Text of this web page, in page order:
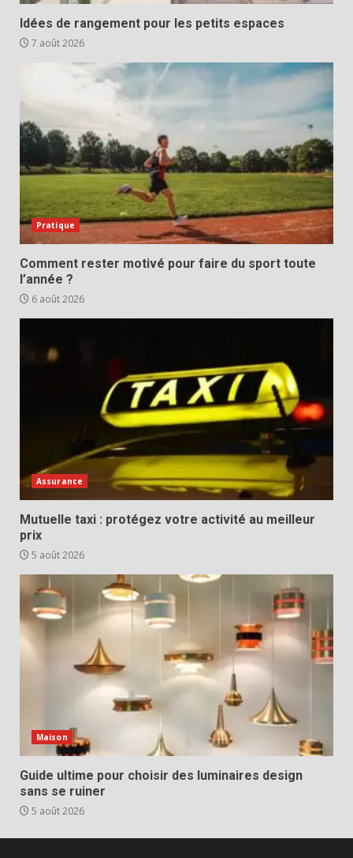
Idées de rangement pour les petits espaces
7 août 2026
Pratique
Comment rester motivé pour faire du sport toute
l’année ?
6 août 2026
Assurance
Mutuelle taxi : protégez votre activité au meilleur
prix
5 août 2026
Maison
Guide ultime pour choisir des luminaires design
sans se ruiner
5 août 2026